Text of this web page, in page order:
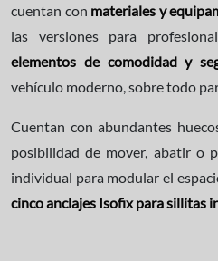
cuentan con materiales y
las versiones para
elementos de comodidad y
vehículo moderno, sobre todo
Cuentan con abundantes
posibilidad de mover, abatir o
individual para modular el
cinco anclajes Isofix para sillitas